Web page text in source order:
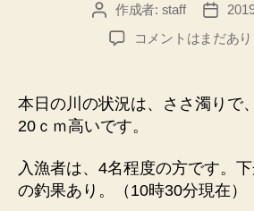
更
へ
投
稿
作成者: staff
投
稿
日
令
年
9
月
日
（火）
コメントはまだあ
本日の川の状況は、ささ濁りで
20ｃｍ高いです。
入漁者は、4名程度の方です。
の釣果あり。（10時30分現在）